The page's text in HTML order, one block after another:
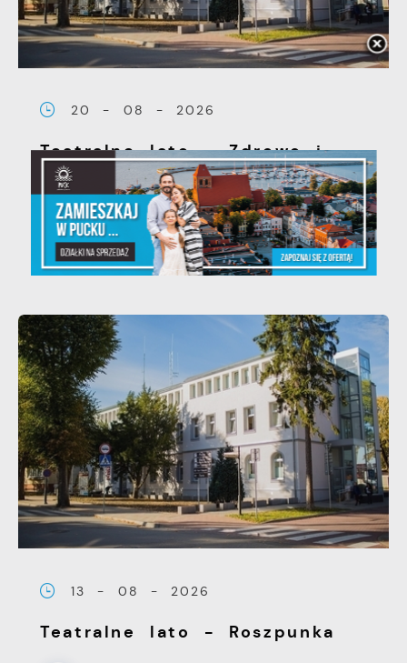
20 - 08 - 2026
Teatralne lato - Zdrowo i
kolorowo
13 - 08 - 2026
Teatralne lato - Roszpunka